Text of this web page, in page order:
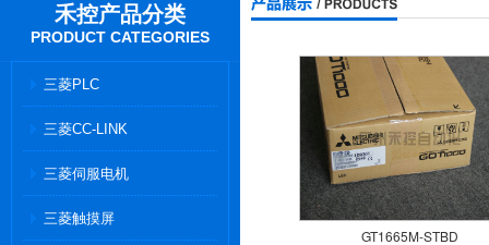
禾控产品分类
PRODUCT CATEGORIES
三菱PLC
三菱CC-LINK
三菱伺服电机
三菱触摸屏
GT1665M-STBD